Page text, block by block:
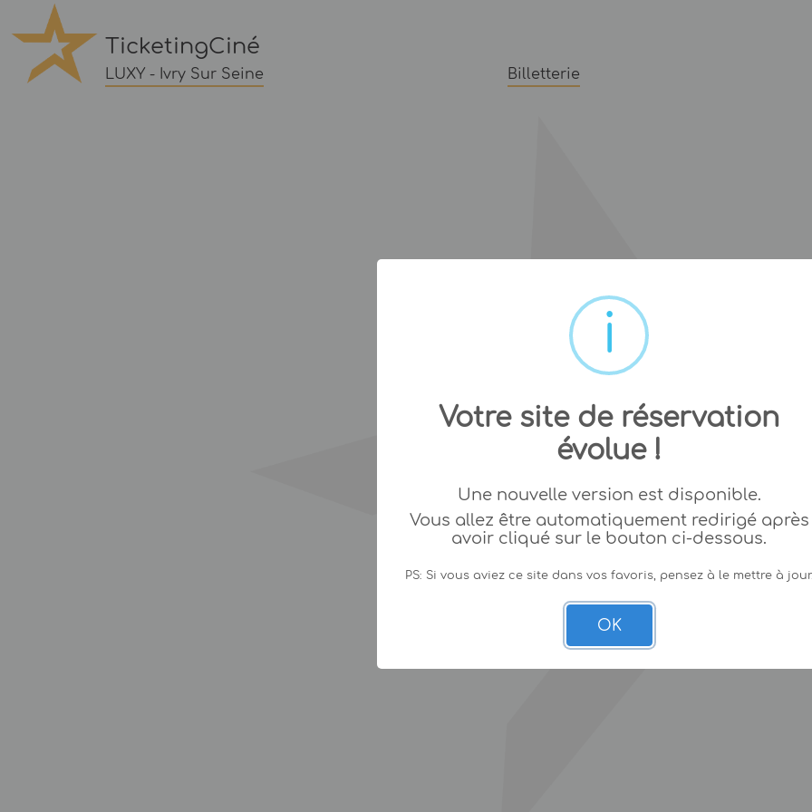
TicketingCiné
LUXY - Ivry Sur Seine Billetterie
Votre site de réservation
évolue !
Une nouvelle version est disponible.
Vous allez être automatiquement redirigé après
avoir cliqué sur le bouton ci-dessous.
PS: Si vous aviez ce site dans vos favoris, pensez à le mettre à
OK